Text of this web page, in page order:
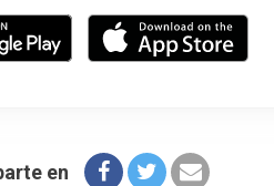
en